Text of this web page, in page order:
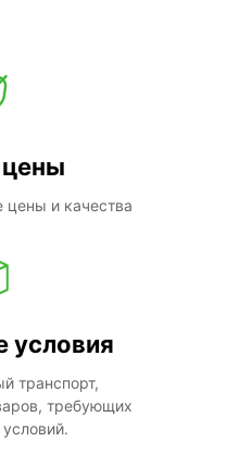
цены и качества
условия
транспорт,
требующих